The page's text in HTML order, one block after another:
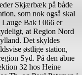
Skjærbæk på både
som nok også skal
Lauge Bak i 066 er
at Region Nord
Det skyldes
østlige station,
Syd. På den åbne
32 hos Heine